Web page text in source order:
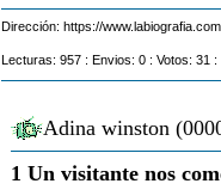
Dirección: https://
Lecturas: 957 : Envios: 0 : Votos: 31
Adina winston
1 Un visitante nos